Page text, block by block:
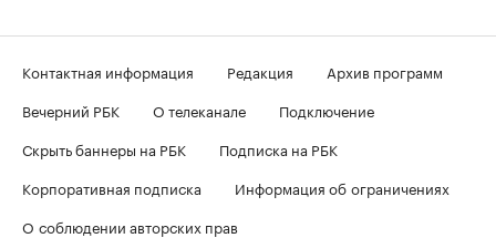
Контактная информация Редакция
Архив программ
Вечерний РБК
О телеканале
Подключение
Скрыть баннеры на РБК
Подписка на РБК
Корпоративная подписка
Информация об ограничениях
О соблюдении авторских прав